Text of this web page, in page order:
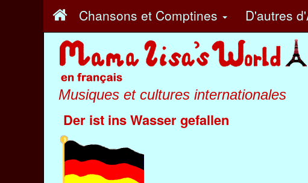
Chansons et Comptines D'autres
Musiques et cultures internationales
Der ist ins Wasser gefallen